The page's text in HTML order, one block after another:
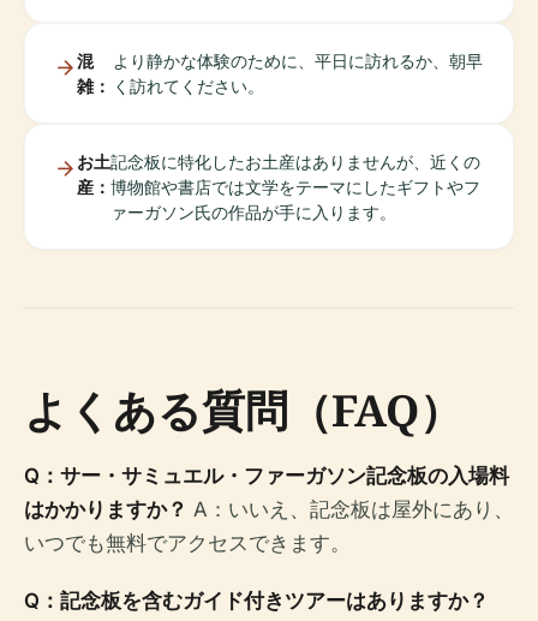
混
雑：
より静かな体験のために、平日に訪れるか、朝早
く訪れてください。
お土
産：
記念板に特化したお土産はありませんが、近くの
博物館や書店では文学をテーマにしたギフトやフ
ァーガソン氏の作品が手に入ります。
よくある質問（FAQ）
Q：サー・サミュエル・ファーガソン記念板の入場料
はかかりますか？ A：いいえ、記念板は屋外にあり、
いつでも無料でアクセスできます。
Q：記念板を含むガイド付きツアーはありますか？